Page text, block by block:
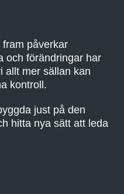
påverkar
och förändringar har
allt mer sällan kan
kontroll.
just på den
hitta nya sätt att leda